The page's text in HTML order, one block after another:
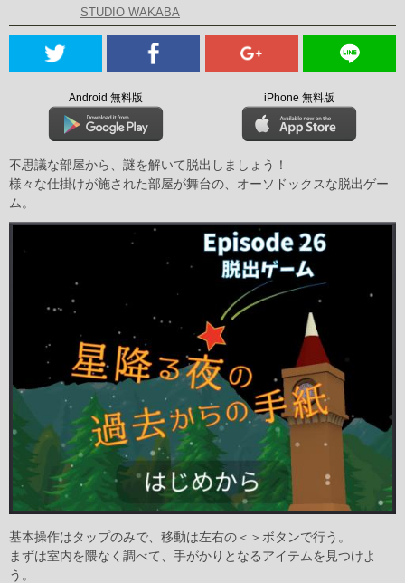
STUDIO WAKABA
Android 無料版 iPhone 無料版
不思議な部屋から、謎を解いて脱出しましょう！
様々な仕掛けが施された部屋が舞台の、オーソドックスな脱出ゲー
ム。
基本操作はタップのみで、移動は左右の＜＞ボタンで行う。
まずは室内を隈なく調べて、手がかりとなるアイテムを見つけよ
う。